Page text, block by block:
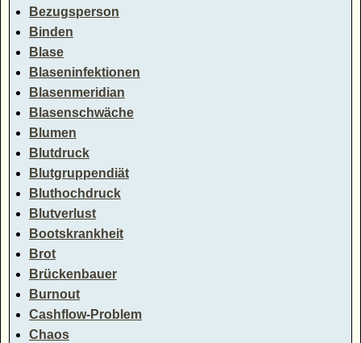
Bezugsperson
Binden
Blase
Blaseninfektionen
Blasenmeridian
Blasenschwäche
Blumen
Blutdruck
Blutgruppendiät
Bluthochdruck
Blutverlust
Bootskrankheit
Brot
Brückenbauer
Burnout
Cashflow-Problem
Chaos